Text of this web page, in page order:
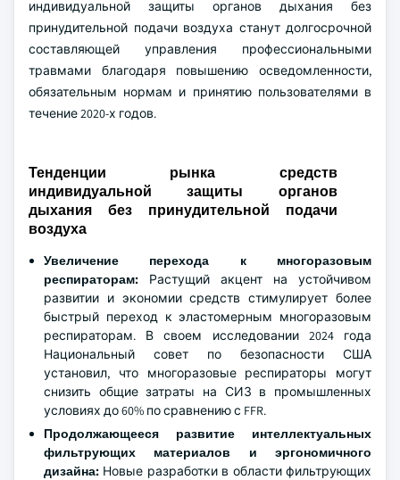
индивидуальной защиты органов дыхания без
принудительной подачи воздуха станут долгосрочной
составляющей управления профессиональными
травмами благодаря повышению осведомленности,
обязательным нормам и принятию пользователями в
течение 2020-х годов.
Тенденции рынка средств
индивидуальной защиты органов
дыхания без принудительной подачи
воздуха
Увеличение перехода к многоразовым
респираторам: Растущий акцент на устойчивом
развитии и экономии средств стимулирует более
быстрый переход к эластомерным многоразовым
респираторам. В своем исследовании 2024 года
Национальный совет по безопасности США
установил, что многоразовые респираторы могут
снизить общие затраты на СИЗ в промышленных
условиях до 60% по сравнению с FFR.
Продолжающееся развитие интеллектуальных
фильтрующих материалов и эргономичного
дизайна: Новые разработки в области фильтрующих